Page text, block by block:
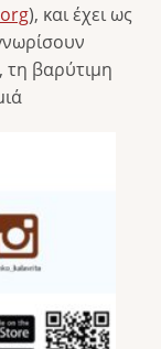
), και έχει ως
τη βαρύτιμη